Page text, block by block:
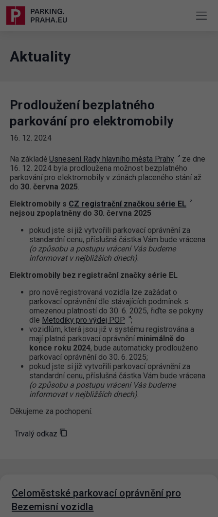
Aktuality
Prodloužení bezplatného
parkování pro elektromobily
16. 12. 2024
Na základě Usnesení Rady hlavního města Prahy
ze dne
16. 12. 2024 byla prodloužena možnost bezplatného
parkování pro elektromobily v zónách placeného stání až
do 30. června 2025.
Elektromobily s CZ registrační značkou série EL
nejsou zpoplatněny do 30. června 2025
pokud jste si již vytvořili parkovací oprávnění za
standardní cenu, příslušná částka Vám bude vrácena
(o způsobu a postupu vrácení Vás budeme
informovat v nejbližších dnech).
Elektromobily bez registrační značky série EL
pro nově registrovaná vozidla lze zažádat o
parkovací oprávnění dle stávajících podmínek s
omezenou platností do 30. 6. 2025, řiďte se pokyny
dle Metodiky pro výdej POP
;
vozidlům, která jsou již v systému registrována a
mají platné parkovací oprávnění minimálně do
konce roku 2024, bude automaticky prodlouženo
parkovací oprávnění do 30. 6. 2025;
pokud jste si již vytvořili parkovací oprávnění za
standardní cenu, příslušná částka Vám bude vrácena
(o způsobu a postupu vrácení Vás budeme
informovat v nejbližších dnech).
Děkujeme za pochopení.
Trvalý odkaz
Celoměstské parkovací oprávnění pro
Bezemisní vozidla